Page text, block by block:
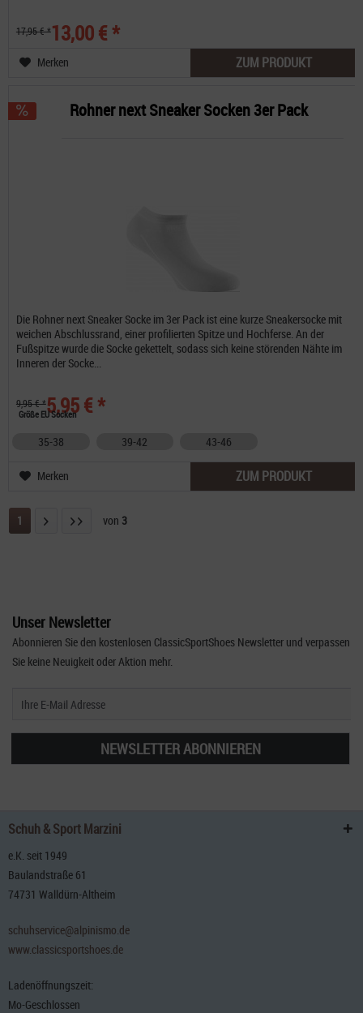
13,00 € *
17,95 € *
Merken ZUM PRODUKT
Die Rohner next Sneaker Socke im 3er Pack ist eine kurze Sneakersocke mit
weichen Abschlussrand, einer profilierten Spitze und Hochferse. An der
Fußspitze wurde die Socke gekettelt, sodass sich keine störenden Nähte im
Inneren der Socke...
5,95 € *
9,95 € *
Rohner next Sneaker Socken 3er Pack
Größe EU Socken
35-38 39-42 43-46
Merken ZUM PRODUKT
1 von 3
Unser Newsletter
Abonnieren Sie den kostenlosen ClassicSportShoes Newsletter und verpassen
Sie keine Neuigkeit oder Aktion mehr.
NEWSLETTER ABONNIEREN
Schuh & Sport Marzini
e.K. seit 1949
Baulandstraße 61
74731 Walldürn-Altheim
schuhservice@alpinismo.de
www.classicsportshoes.de
Ladenöffnungszeit:
Mo-Geschlossen